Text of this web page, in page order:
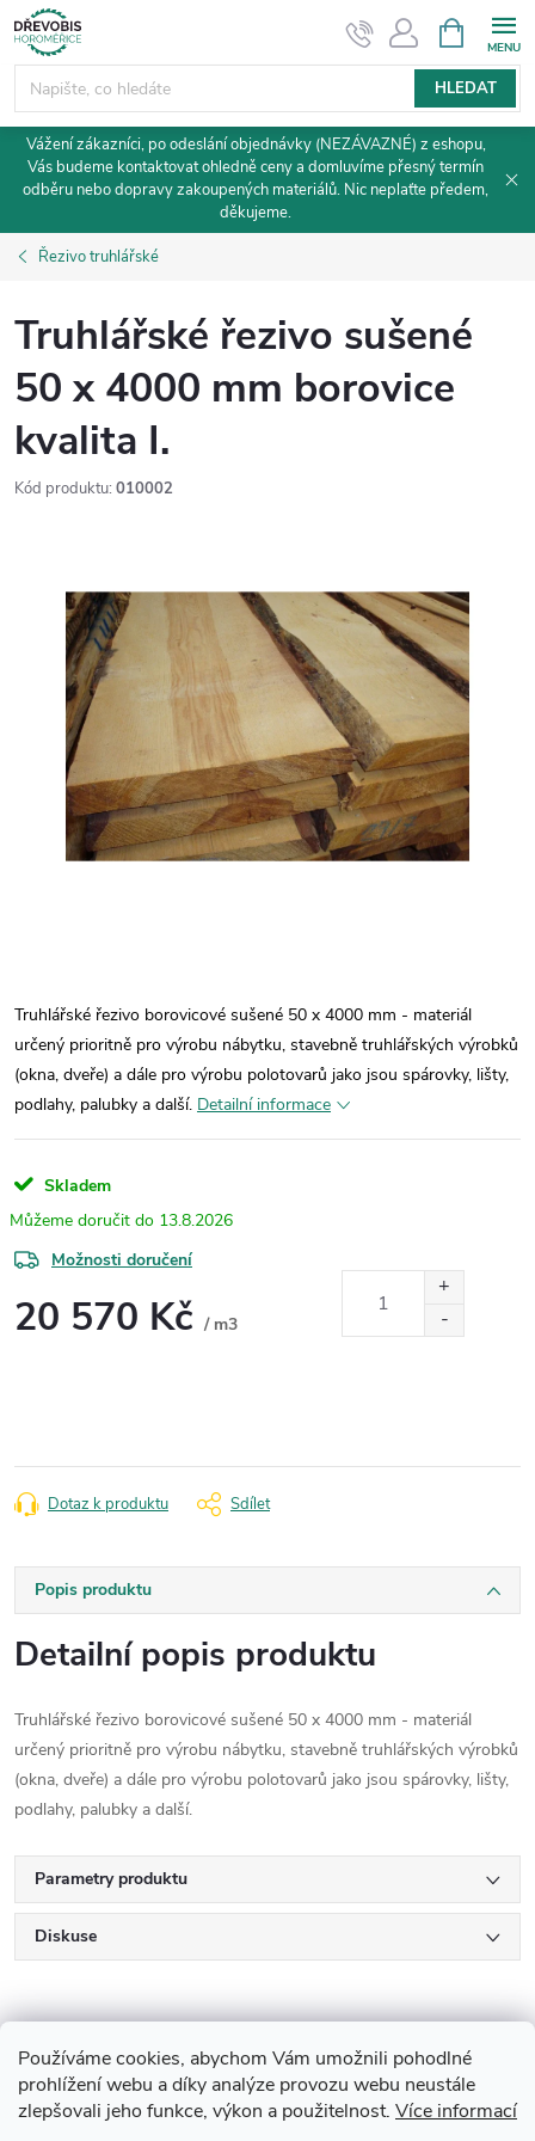
Používáme cookies, abychom Vám umožnili pohodlné
prohlížení webu a díky analýze provozu webu neustále
zlepšovali jeho funkce, výkon a použitelnost. Více informací
Přejít
na
obsah
HLEDAT
NÁKUPNÍ
KOŠÍK
Vážení zákazníci, po odeslání objednávky (NEZÁVAZNÉ) z eshopu,
Vás budeme kontaktovat ohledně ceny a domluvíme přesný termín
odběru nebo dopravy zakoupených materiálů. Nic neplaťte předem,
děkujeme.
Řezivo truhlářské
Truhlářské řezivo sušené
50 x 4000 mm borovice
kvalita I.
Kód produktu: 010002
Truhlářské řezivo borovicové sušené 50 x 4000 mm - materiál
určený prioritně pro výrobu nábytku, stavebně truhlářských výrobků
(okna, dveře) a dále pro výrobu polotovarů jako jsou spárovky, lišty,
podlahy, palubky a další. Detailní informace
Skladem
13.8.2026
Možnosti doručení
20 570 Kč / m3
Dotaz k produktu Sdílet
Popis produktu
Detailní popis produktu
Truhlářské řezivo borovicové sušené 50 x 4000 mm - materiál
určený prioritně pro výrobu nábytku, stavebně truhlářských výrobků
(okna, dveře) a dále pro výrobu polotovarů jako jsou spárovky, lišty,
podlahy, palubky a další.
Parametry produktu
Diskuse